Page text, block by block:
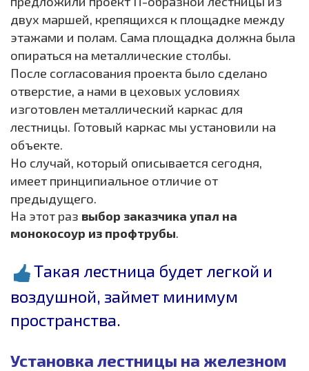
двух маршей, крепящихся к площадке между
этажами и полам. Сама площадка должна была
опираться на металлические столбы.
После согласования проекта было сделано
отверстие, а нами в цеховых условиях
изготовлен металлический каркас для
лестницы. Готовый каркас мы установили на
объекте.
Но случай, который описывается сегодня,
имеет принципиальное отличие от
предыдущего.
На этот раз выбор заказчика упал на
монокосоур из профтрубы.
Такая лестница будет легкой и
воздушной, займет минимум
пространства.
Установка лестницы на железном